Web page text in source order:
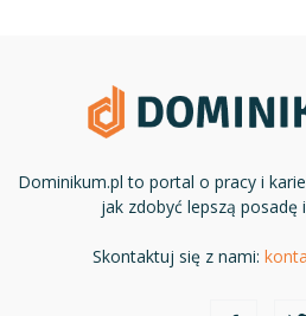
Dominikum.pl to portal o pracy i
jak zdobyć lepszą posadę
Skontaktuj się z nami: